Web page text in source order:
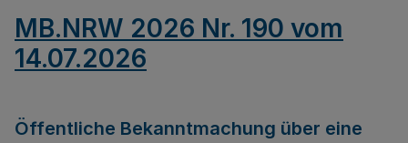
MB.NRW 2026 Nr. 190 vom
14.07.2026
Öffentliche Bekanntmachung über eine